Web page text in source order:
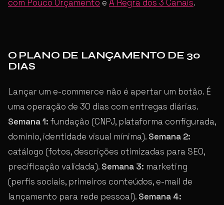
com Pouco Orçamento e A Regra dos 3 Canais.
O PLANO DE LANÇAMENTO DE 30
DIAS
Lançar um e-commerce não é apertar um botão. É
uma operação de 30 dias com entregas diárias.
Semana 1: fundação (CNPJ, plataforma configurada,
domínio, identidade visual mínima). Semana 2:
catálogo (fotos, descrições otimizadas para SEO,
precificação validada). Semana 3: marketing
(perfis sociais, primeiros conteúdos, e-mail de
lançamento para rede pessoal). Semana 4: